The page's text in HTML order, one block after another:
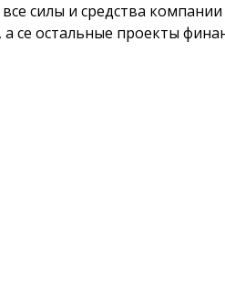
силы и средства
а се остальные проекты